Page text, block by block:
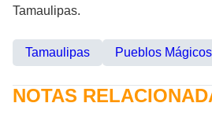
Tamaulipas.
Tamaulipas Pueblos Mágicos
NOTAS